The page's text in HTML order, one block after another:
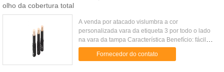
olho da cobertura total
A venda por atacado vislumbra a cor
personalizada vara da etiqueta 3 por todo o lado
na vara da tampa Característica Benefício: fácil
vestir, clareando, o ocultador, ilumina, duradouro,
impermeável, fácil para ...
Fornecedor do contato